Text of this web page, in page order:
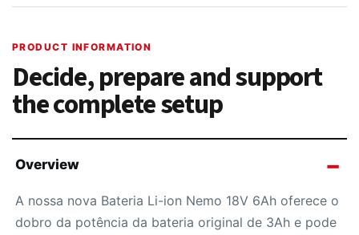
PRODUCT INFORMATION
Decide, prepare and support
the complete setup
Overview
A nossa nova Bateria Li-ion Nemo 18V 6Ah oferece o
dobro da potência da bateria original de 3Ah e pode